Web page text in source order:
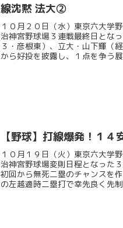
線沈黙 法大②
１０月２０日（水）東京六大
治神宮野球場３連戦最終日とな
３・彦根東）、立大・山下輝（
から好投を披露し、１点を争う
【野球】打線爆発！１
１０月１９日（火）東京六大
治神宮野球場変則日程となった
初回から無死二塁のチャンスを
の左越適時二塁打で幸先良く先